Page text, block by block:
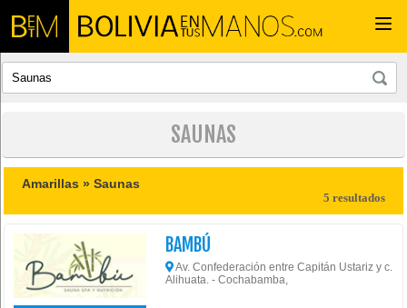
SAUNAS
Amarillas »Saunas
5 resultados
BAMBÚ
Av. Confederación entre Capitán Ustariz y c.
Alihuata. - Cochabamba,